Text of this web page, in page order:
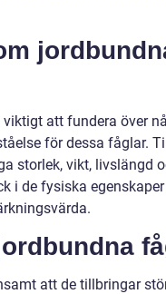
att fundera över
för dessa fåglar.
storlek, vikt, livslängd
i de fysiska
att de tillbringar